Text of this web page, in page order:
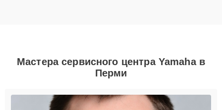
Мастера сервисного центра Yamaha в
Перми